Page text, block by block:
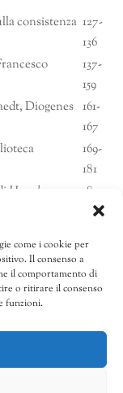
come i cookie per
Il consenso a
il comportamento di
o ritirare il consenso
funzioni.
consistenza 127-
136
137-
159
Diogenes 161-
167
169-
181
Herculaneum
183-
216
e il XIX
217-
224
225-